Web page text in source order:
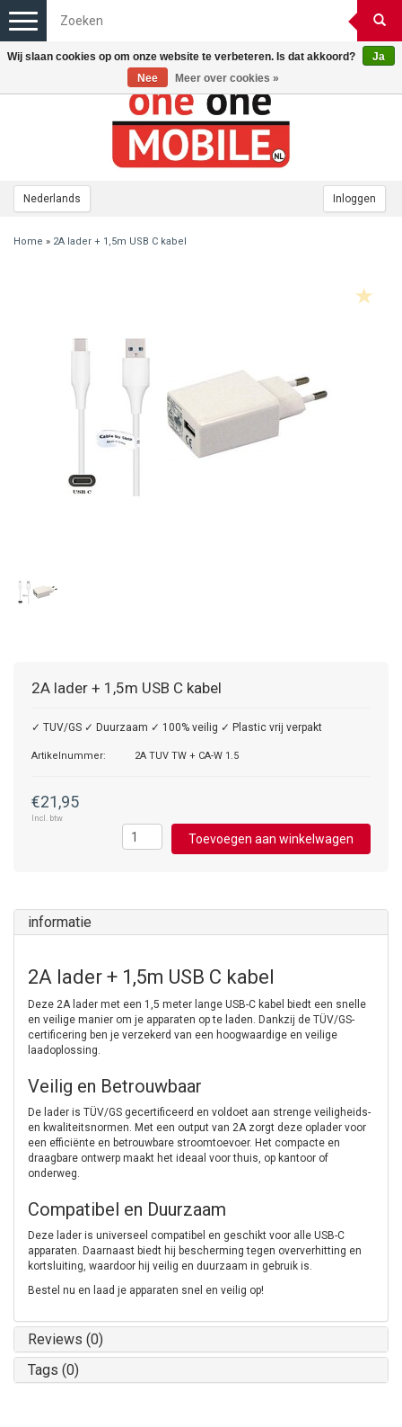
Nederlands Inloggen
Toggle
navigation
Home » 2A lader + 1,5m USB C kabel
2A lader + 1,5m USB C kabel
✓ TUV/GS ✓ Duurzaam ✓ 100% veilig ✓ Plastic vrij verpakt
Artikelnummer: 2A TUV TW + CA-W 1.5
€21,95
Incl. btw
Toevoegen aan winkelwagen
informatie
2A lader + 1,5m USB C kabel
Deze 2A lader met een 1,5 meter lange USB-C kabel biedt een snelle
en veilige manier om je apparaten op te laden. Dankzij de TÜV/GS-
certificering ben je verzekerd van een hoogwaardige en veilige
laadoplossing.
Veilig en Betrouwbaar
De lader is TÜV/GS gecertificeerd en voldoet aan strenge veiligheids-
en kwaliteitsnormen. Met een output van 2A zorgt deze oplader voor
een efficiënte en betrouwbare stroomtoevoer. Het compacte en
draagbare ontwerp maakt het ideaal voor thuis, op kantoor of
onderweg.
Compatibel en Duurzaam
Deze lader is universeel compatibel en geschikt voor alle USB-C
apparaten. Daarnaast biedt hij bescherming tegen oververhitting en
kortsluiting, waardoor hij veilig en duurzaam in gebruik is.
Bestel nu en laad je apparaten snel en veilig op!
Reviews (0)
Tags (0)
Wij slaan cookies op om onze website te verbeteren. Is dat akkoord?
Ja
Nee
Meer over cookies »